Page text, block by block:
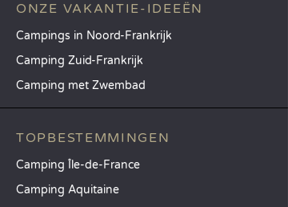
ONZE VAKANTIE-IDEEËN
Campings in Noord-Frankrijk
Camping Zuid-Frankrijk
Camping met Zwembad
TOPBESTEMMINGEN
Camping Île-de-France
Camping Aquitaine